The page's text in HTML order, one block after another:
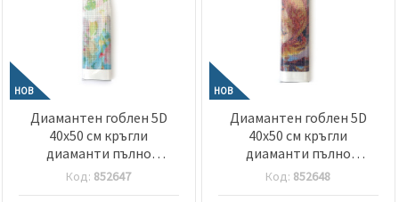
НОВ
Диамантен гоблен 5D
40x50 см кръгли
диаманти пълно
облепяне - Натюрморт с
Код: 852647
НОВ
Диамантен гоблен 5D
40x50 см кръгли
диаманти пълно
облепяне - Дивата
Код: 852648